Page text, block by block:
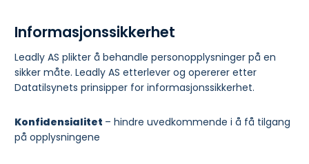
Informasjonssikkerhet
Leadly AS plikter å behandle personopplysninger på en
sikker måte. Leadly AS etterlever og opererer etter
Datatilsynets prinsipper for informasjonssikkerhet.
Konfidensialitet – hindre uvedkommende i å få tilgang
på opplysningene